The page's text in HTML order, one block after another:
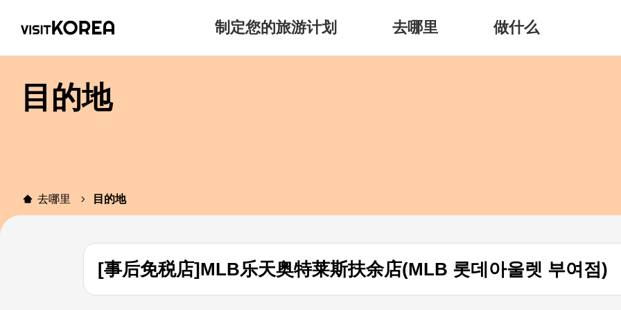
制定您的旅游计划 去哪里 做什么
目的地
去哪里 目的地
[事后免税店]MLB乐天奥特莱斯扶余店(MLB 롯데아울렛 부여점)